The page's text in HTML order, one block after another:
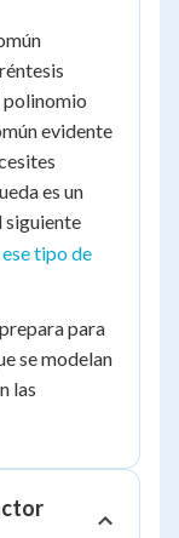
polinomio
evidente
es un
siguiente
tipo de
para
se modelan
las